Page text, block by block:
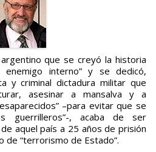
interno” y se dedicó,
y criminal dictadura militar que
asesinar a mansalva y a
–para evitar que se
guerrilleros”-, acaba de ser
aquel país a 25 años de prisión
de “terrorismo de Estado”.